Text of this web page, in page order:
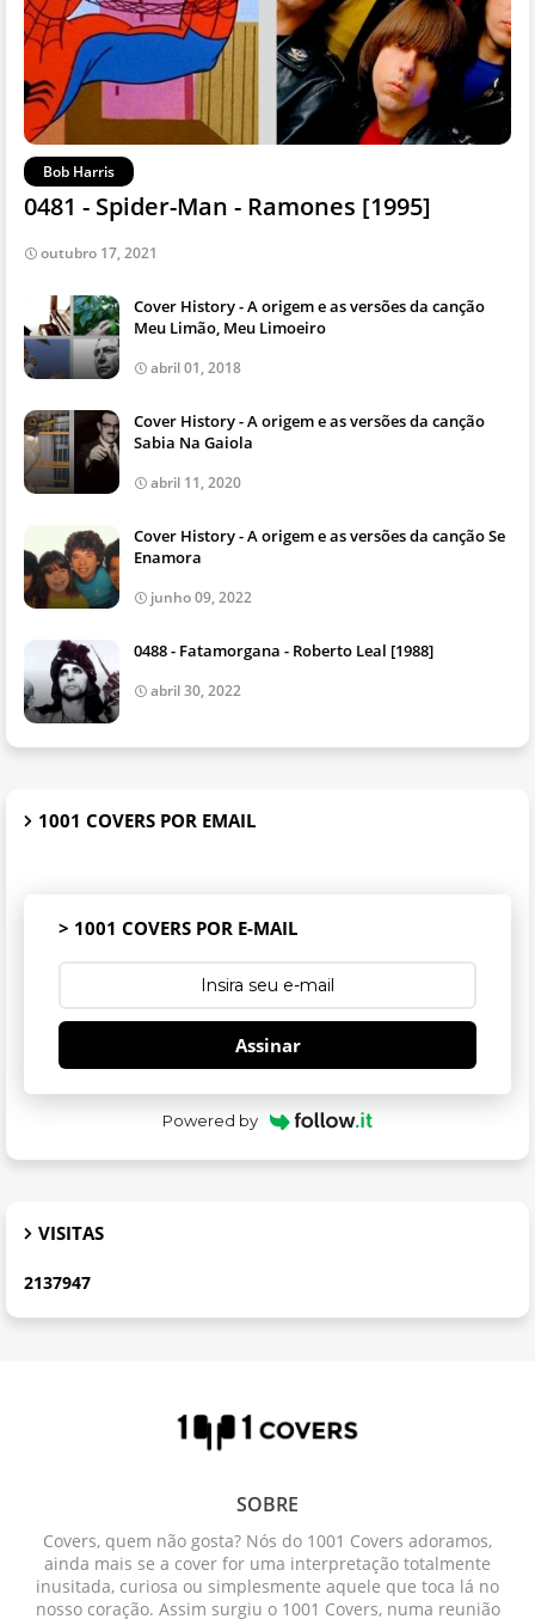
Bob Harris
0481 - Spider-Man - Ramones [1995]
outubro 17, 2021
Cover History - A origem e as versões da canção
Meu Limão, Meu Limoeiro
abril 01, 2018
Cover History - A origem e as versões da canção
Sabia Na Gaiola
abril 11, 2020
Cover History - A origem e as versões da canção Se
Enamora
junho 09, 2022
0488 - Fatamorgana - Roberto Leal [1988]
abril 30, 2022
1001 COVERS POR EMAIL
> 1001 COVERS POR E-MAIL
Assinar
Powered by
VISITAS
2137947
SOBRE
Covers, quem não gosta? Nós do 1001 Covers adoramos,
ainda mais se a cover for uma interpretação totalmente
inusitada, curiosa ou simplesmente aquele que toca lá no
nosso coração. Assim surgiu o 1001 Covers, numa reunião